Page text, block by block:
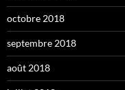
octobre 2018
septembre 2018
août 2018